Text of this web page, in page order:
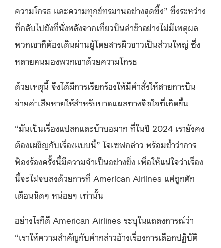
ความโกรธ และความทุกข์ทรมานอย่างสุดซึ้ง” ซึ่งระหว่าง
ที่กลับไปยังที่นั่งหลังจากเที่ยวบินล่าช้าอย่างไม่มีเหตุผล
พวกเขาก็ต้องเดินผ่านผู้โดยสารผิวขาวเป็นส่วนใหญ่ ซึ่ง
หลายคนมองพวกเขาด้วยความโกรธ
ด้วยเหตุนี้ จึงได้มีการเรียกร้องให้มีคำสั่งให้สายการบิน
จ่ายค่าเสียหายให้สำหรับบาดแผลทางจิตใจที่เกิดขึ้น
“มันเป็นเรื่องแปลกและบ้าบอมาก ที่ในปี 2024 เรายังคง
ต้องเผชิญกับเรื่องแบบนี้” โจเซฟกล่าว พร้อมย้ำว่าการ
ฟ้องร้องครั้งนี้มีความจำเป็นอย่างยิ่ง เพื่อให้แน่ใจว่าเรื่อง
นี้จะไม่จบลงด้วยการที่ American Airlines แค่ถูกตัก
เตือนนิดๆ หน่อยๆ เท่านั้น
อย่างไรก็ดี American Airlines ระบุในแถลงการณ์ว่า
“เราให้ความสำคัญกับคำกล่าวอ้างเรื่องการเลือกปฏิบัติ